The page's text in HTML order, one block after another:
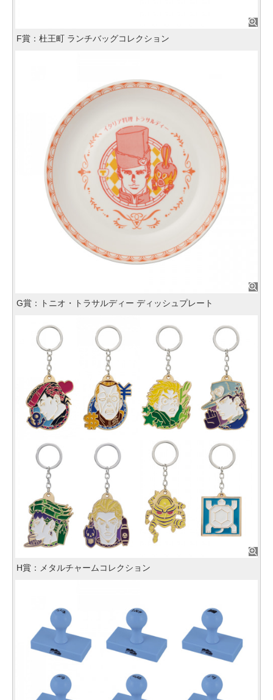
F賞：杜王町 ランチバッグコレクション
G賞：トニオ・トラサルディー ディッシュプレート
H賞：メタルチャームコレクション